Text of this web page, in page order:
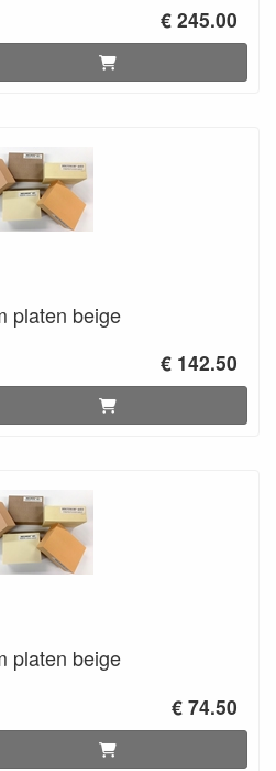
€ 245.00
platen beige
€ 142.50
platen beige
€ 74.50